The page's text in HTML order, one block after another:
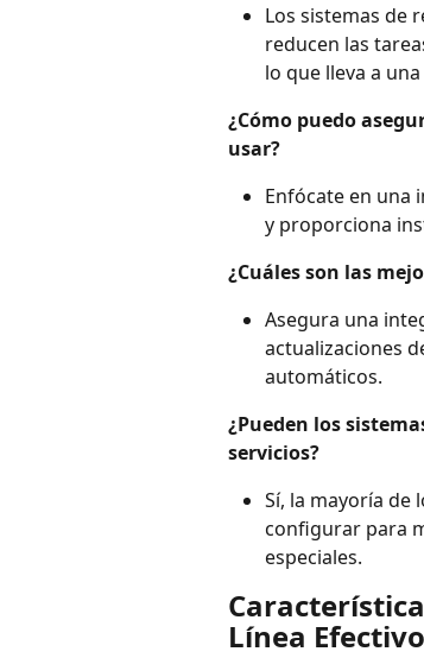
Los sistemas de
reducen las
lo que lleva a
¿Cómo puedo
usar?
Enfócate en una
y proporciona
¿Cuáles son las
Asegura una
actualizaciones
automáticos.
¿Pueden los
servicios?
Sí, la mayoría de
configurar para
especiales.
Línea